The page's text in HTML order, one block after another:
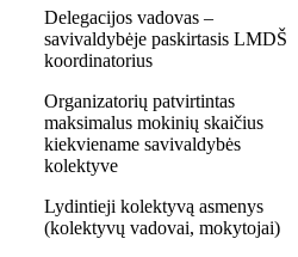
Delegacijos vadovas –
savivaldybėje paskirtasis LMDŠ
koordinatorius
Organizatorių patvirtintas
maksimalus mokinių skaičius
kiekviename savivaldybės
kolektyve
Lydintieji kolektyvą asmenys
(kolektyvų vadovai, mokytojai)